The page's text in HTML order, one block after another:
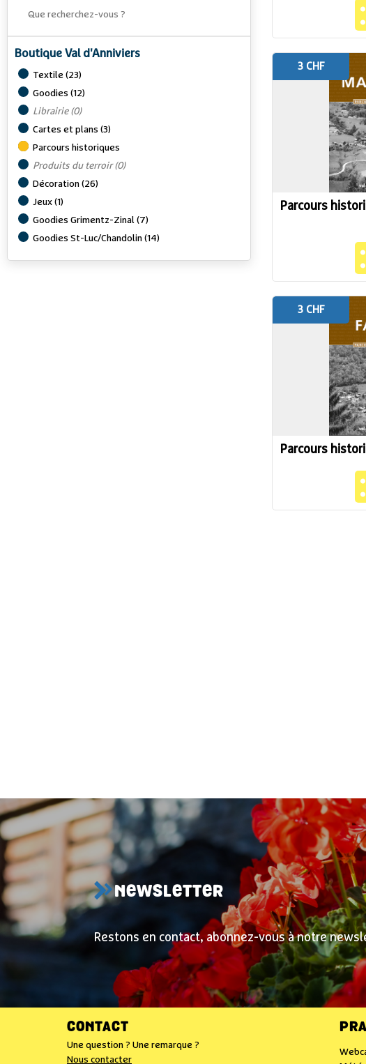
Boutique Val d'Anniviers
Textile (23)
Goodies (12)
Librairie (0)
Cartes et plans (3)
Parcours historiques
Produits du terroir(0)
Décoration (26)
Jeux (1)
Goodies Grimentz-Zinal (7)
Goodies St-Luc/Chandolin (14)
Parcours
3 CHF
Parcours
3 CHF
NEWSLETTER
Restons en contact, abonnez-vous à notre
CONTACT
Une question ? Une remarque ?
Nous contacter